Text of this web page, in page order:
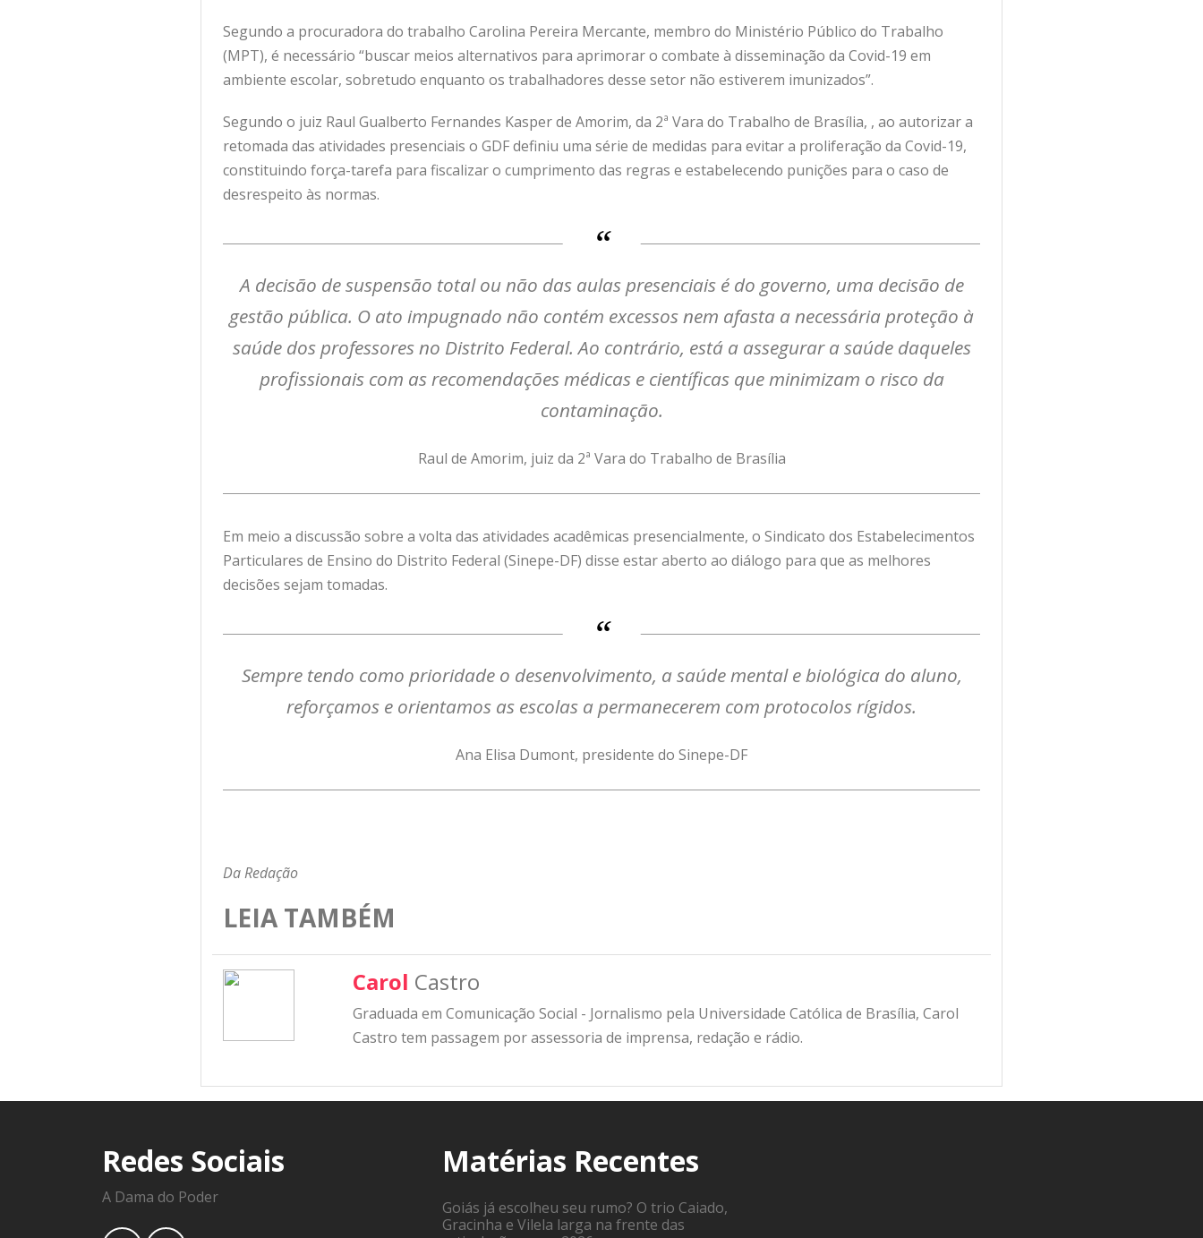
Segundo a procuradora do trabalho Carolina Pereira Mercante, membro do Ministério Público do Trabalho
(MPT), é necessário “buscar meios alternativos para aprimorar o combate à disseminação da Covid-19 em
ambiente escolar, sobretudo enquanto os trabalhadores desse setor não estiverem imunizados”.
Segundo o juiz Raul Gualberto Fernandes Kasper de Amorim, da 2ª Vara do Trabalho de Brasília, , ao autorizar a
retomada das atividades presenciais o GDF definiu uma série de medidas para evitar a proliferação da Covid-19,
constituindo força-tarefa para fiscalizar o cumprimento das regras e estabelecendo punições para o caso de
desrespeito às normas.
A decisão de suspensão total ou não das aulas presenciais é do governo, uma decisão de
gestão pública. O ato impugnado não contém excessos nem afasta a necessária proteção à
saúde dos professores no Distrito Federal. Ao contrário, está a assegurar a saúde daqueles
profissionais com as recomendações médicas e científicas que minimizam o risco da
contaminação.
Raul de Amorim, juiz da 2ª Vara do Trabalho de Brasília
Em meio a discussão sobre a volta das atividades acadêmicas presencialmente, o Sindicato dos Estabelecimentos
Particulares de Ensino do Distrito Federal (Sinepe-DF) disse estar aberto ao diálogo para que as melhores
decisões sejam tomadas.
Sempre tendo como prioridade o desenvolvimento, a saúde mental e biológica do aluno,
reforçamos e orientamos as escolas a permanecerem com protocolos rígidos.
Ana Elisa Dumont, presidente do Sinepe-DF
Da Redação
LEIA TAMBÉM
Carol Castro
Graduada em Comunicação Social - Jornalismo pela Universidade Católica de Brasília, Carol
Castro tem passagem por assessoria de imprensa, redação e rádio.
Redes Sociais
A Dama do Poder
Matérias Recentes
Goiás já escolheu seu rumo? O trio Caiado,
Gracinha e Vilela larga na frente das